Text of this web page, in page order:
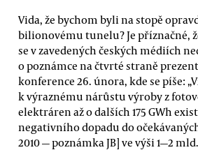
Vida, že bychom byli na stopě
bilionovému tunelu? Je příznačné,
se v zavedených českých médiích
o poznámce na čtvrté straně
konference 26. února, kde se píše:
k výraznému nárůstu výroby z
elektráren až o dalších 175 GWh
negativního dopadu do
2010 — poznámka JB] ve výši 1—2